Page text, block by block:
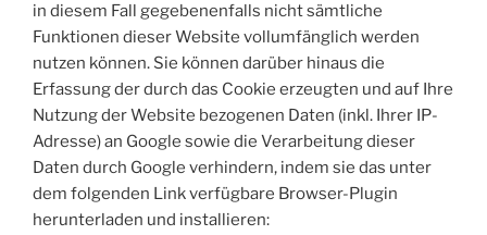
in diesem Fall gegebenenfalls nicht sämtliche
Funktionen dieser Website vollumfänglich werden
nutzen können. Sie können darüber hinaus die
Erfassung der durch das Cookie erzeugten und auf Ihre
Nutzung der Website bezogenen Daten (inkl. Ihrer IP-
Adresse) an Google sowie die Verarbeitung dieser
Daten durch Google verhindern, indem sie das unter
dem folgenden Link verfügbare Browser-Plugin
herunterladen und installieren: